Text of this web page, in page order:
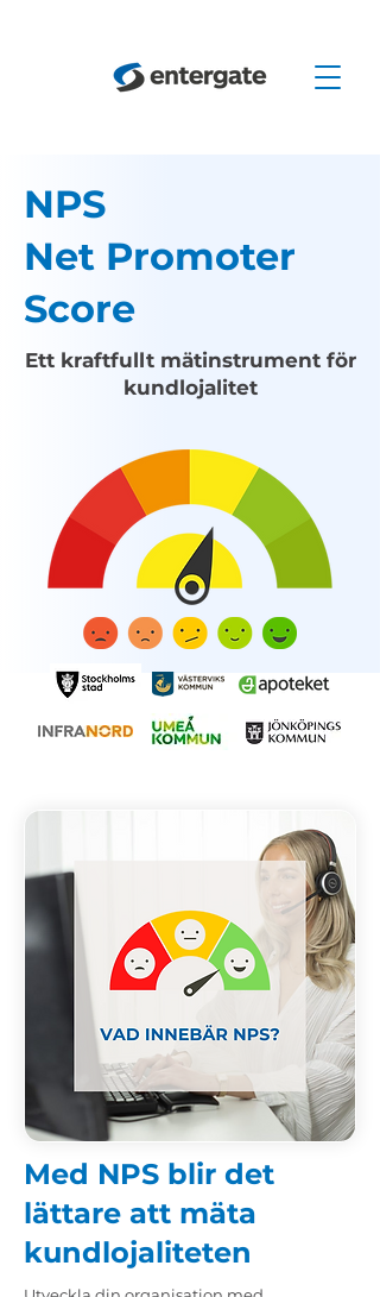
NPS
Net Promoter
Score
Ett kraftfullt mätinstrument för
kundlojalitet
Med NPS blir det
lättare att mäta
kundlojaliteten